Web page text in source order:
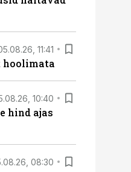
11:41
hoolimata
10:40
hind ajas
08:30